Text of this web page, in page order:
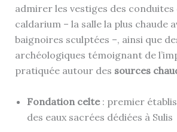
admirer les vestiges des conduites
caldarium – la salle la plus chaude
baignoires sculptées –, ainsi que
archéologiques témoignant de
pratiquée autour des sources
Fondation celte: premier
des eaux sacrées dédiées à Sulis